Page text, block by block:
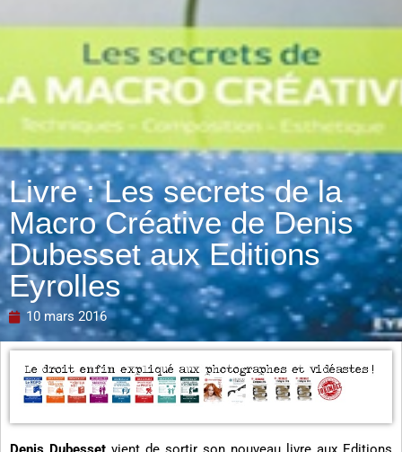
Livre : Les secrets de la
Macro Créative de Denis
Dubesset aux Editions
Eyrolles
10 mars 2016